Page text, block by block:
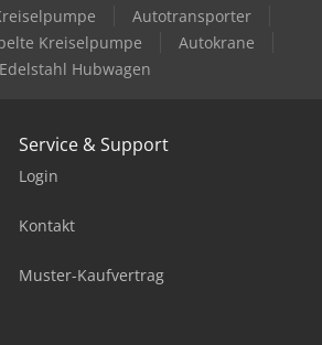
Autotransporter
Kreiselpumpe
Autokrane
Edelstahl Hubwagen
Service & Support
Login
Kontakt
Muster-Kaufvertrag